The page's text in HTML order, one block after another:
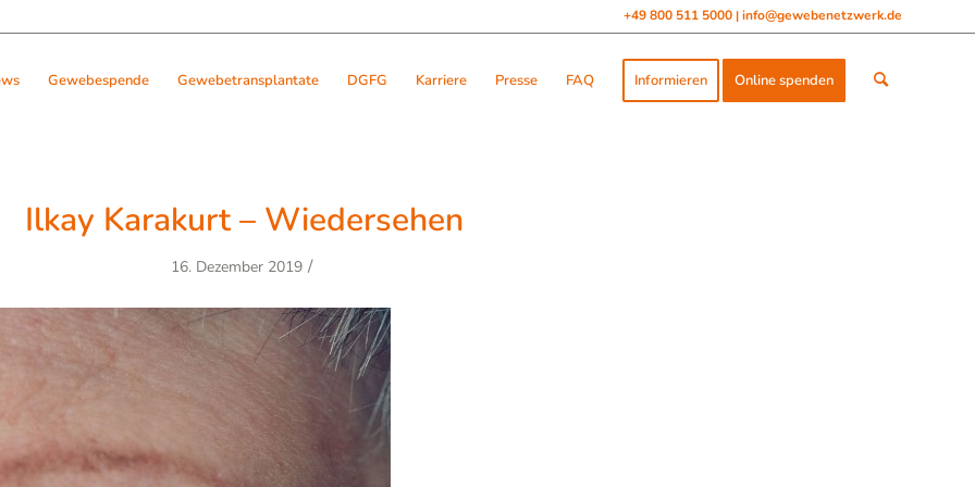
+49 800 511 5000 | info@gewebenetzwerk.de
Gewebespende Gewebetransplantate DGFG Karriere Presse FAQ Informieren Online spenden
Ilkay Karakurt – Wiedersehen
16. Dezember 2019 /